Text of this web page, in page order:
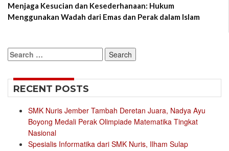
Menjaga Kesucian dan Kesederhanaan: Hukum
Menggunakan Wadah dari Emas dan Perak dalam Islam
Search
for:
RECENT POSTS
SMK Nuris Jember Tambah Deretan Juara, Nadya Ayu
Boyong Medali Perak Olimpiade Matematika Tingkat
Nasional
Spesialis Informatika dari SMK Nuris, Ilham Sulap